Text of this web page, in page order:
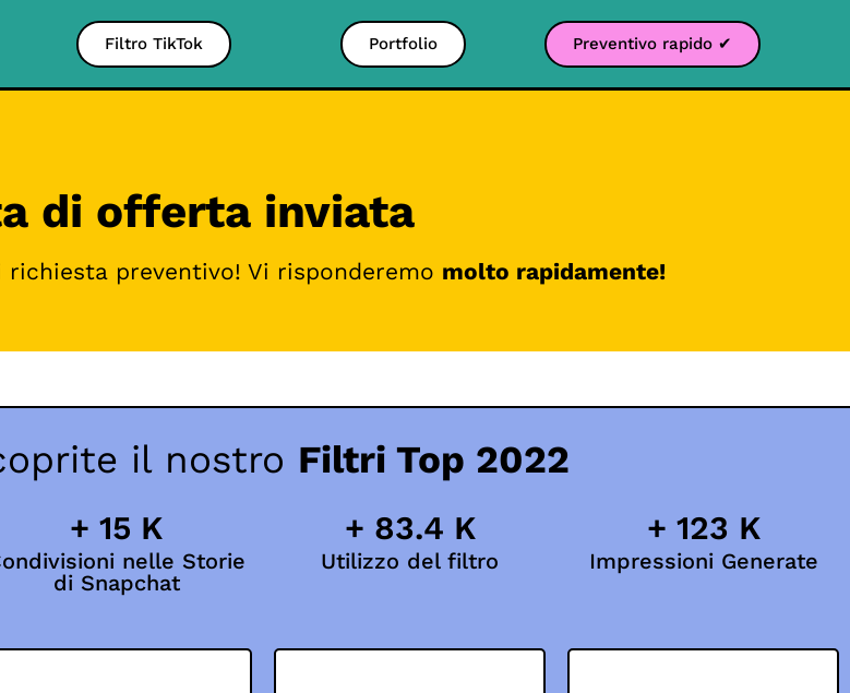
Filtro TikTok Portfolio Preventivo rapido ✔
di offerta inviata
preventivo! Vi risponderemo molto rapidamente!
il nostro Filtri Top 2022
+ 15 K
nelle Storie
di Snapchat
+ 83.4 K
Utilizzo del filtro
+ 123 K
Impressioni Generate